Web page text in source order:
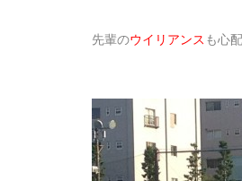
先輩のウイリアンス も心